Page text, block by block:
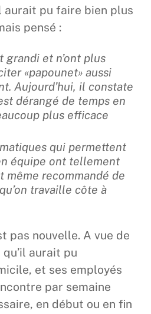
aurait pu faire bien plus
pensé :
grandi et n’ont plus
«papounet» aussi
Aujourd’hui, il constate
dérangé de temps en
plus efficace
qui permettent
équipe ont tellement
même recommandé de
travaille côte à
pas nouvelle. A vue de
aurait pu
et ses employés
par semaine
en début ou en fin